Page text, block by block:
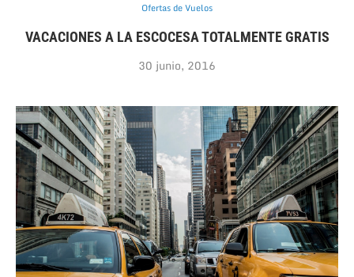
Ofertas de Vuelos
VACACIONES A LA ESCOCESA TOTALMENTE GRATIS
30 junio, 2016